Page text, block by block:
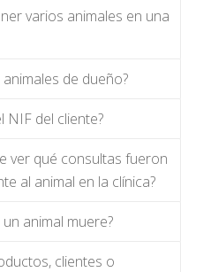
varios animales en una
de dueño?
NIF del cliente?
ver qué consultas fueron
al animal en la clínica?
animal muere?
clientes o